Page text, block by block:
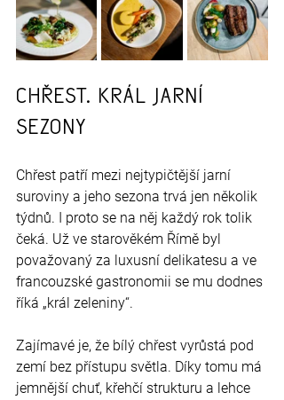
Chřest. Král jarní
sezony
Chřest patří mezi nejtypičtější jarní
suroviny a jeho sezona trvá jen několik
týdnů. I proto se na něj každý rok tolik
čeká. Už ve starověkém Římě byl
považovaný za luxusní delikatesu a ve
francouzské gastronomii se mu dodnes
říká „král zeleniny“.
Zajímavé je, že bílý chřest vyrůstá pod
zemí bez přístupu světla. Díky tomu má
jemnější chuť, křehčí strukturu a lehce